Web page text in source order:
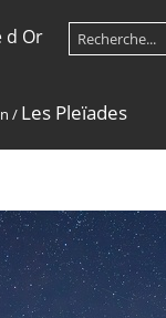
d Or
/ Les Pleïades